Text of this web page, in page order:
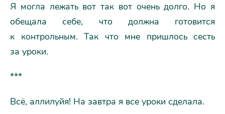
Я могла лежать вот так вот очень долго. Но я
обещала себе, что должна готовится
к контрольным. Так что мне пришлось сесть
за уроки.
***
Всё, аллилуйя! На завтра я все уроки сделала.